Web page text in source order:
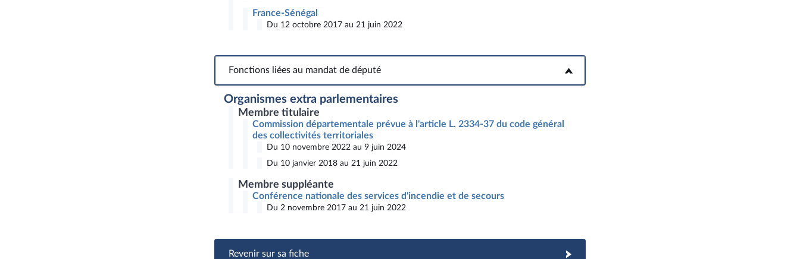
France-Sénégal
Du 12 octobre 2017 au 21 juin 2022
Fonctions liées au mandat de députéFonctions liées au mandat de député
Organismes extra parlementaires
Membre titulaire
Commission départementale prévue à l'article L. 2334-37 du code général
des collectivités territoriales
Du 10 novembre 2022 au 9 juin 2024
Du 10 janvier 2018 au 21 juin 2022
Membre suppléante
Conférence nationale des services d'incendie et de secours
Du 2 novembre 2017 au 21 juin 2022
Revenir sur sa fiche